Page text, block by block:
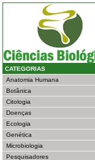
CATEGORIAS
Anatomia Humana
Botânica
Citologia
Doenças
Ecologia
Genética
Microbiologia
Pesquisadores